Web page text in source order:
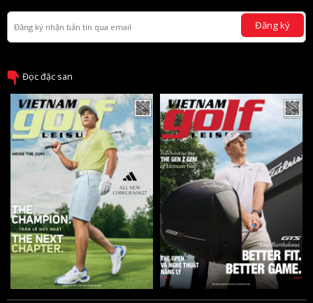
Đăng ký
Đọc đặc san